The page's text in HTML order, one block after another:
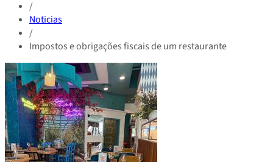
/
Noticias
/
Impostos e obrigações fiscais de um restaurante